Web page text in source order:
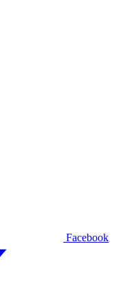
Facebook